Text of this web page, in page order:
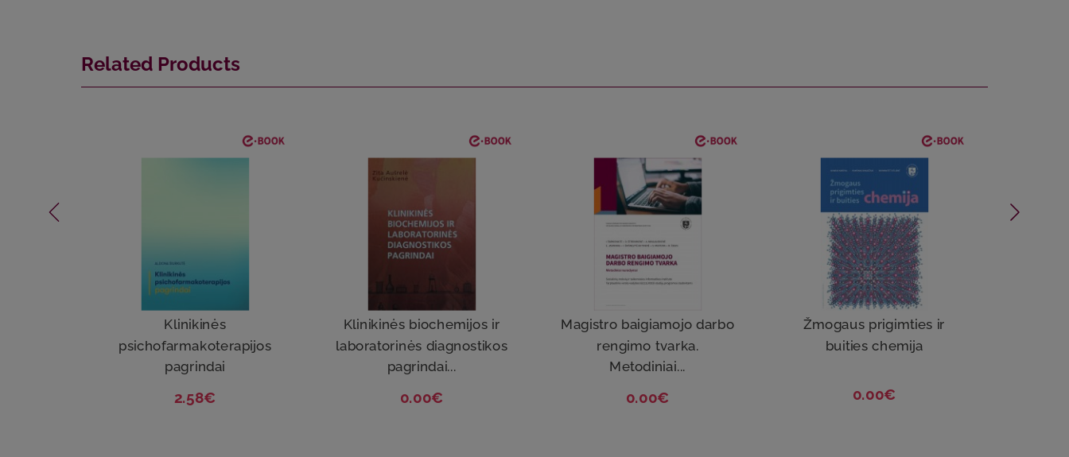
Related Products
Klinikinės
psichofarmakoterapijos
pagrindai
2.58€
Klinikinės biochemijos ir
laboratorinės diagnostikos
pagrindai...
0.00€
Magistro baigiamojo darbo
rengimo tvarka.
Metodiniai...
0.00€
Žmogaus prigimties ir
buities chemija
0.00€